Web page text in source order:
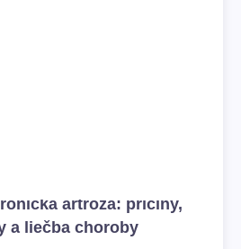
artróza: príčiny,
a liečba choroby